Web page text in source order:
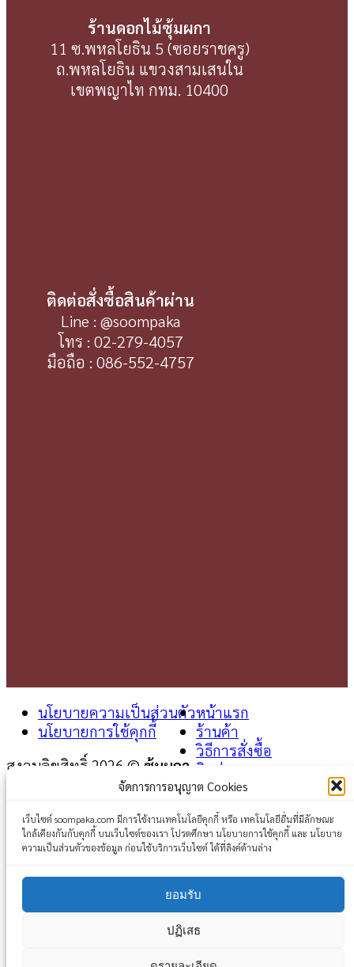
จัดการการอนุญาต Cookies
เว็บไซต์ soompaka.com มีการใช้งานเทคโนโลยีคุกกี้ หรือ เทคโนโลยีอื่นที่มีลักษณะ
ใกล้เคียงกันกับคุกกี้ บนเว็บไซต์ของเรา โปรดศึกษา นโยบายการใช้คุกกี้ และ นโยบาย
ความเป็นส่วนตัวของข้อมูล ก่อนใช้บริการเว็บไซต์ ได้ที่ลิงค์ด้านล่าง
ยอมรับ
ปฏิเสธ
ร้านดอกไม้ซุ้มผกา
11 ซ.พหลโยธิน 5 (ซอยราชครู)
ถ.พหลโยธิน แขวงสามเสนใน
เขตพญาไท กทม. 10400
ติดต่อสั่งซื้อสินค้าผ่าน
Line : @soompaka
โทร : 02-279-4057
มือถือ : 086-552-4757
นโยบายความเป็นส่วนตัว
นโยบายการใช้คุกกี้
สงวนลิขสิทธิ์ 2026 © ซุ้มผกา
หน้าแรก
ร้านค้า
วิธีการสั่งซื้อ
ติดต่อเรา
Login
Username or email address*
Password*
Remember me